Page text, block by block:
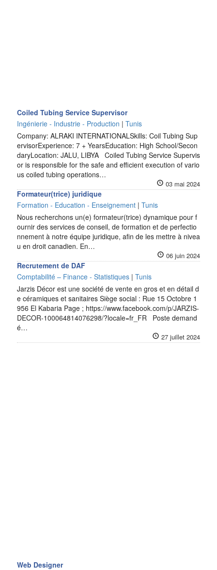
Coiled Tubing Service Supervisor
Ingénierie - Industrie - Production | Tunis
Company: ALRAKI INTERNATIONALSkills: Coil Tubing Sup
ervisorExperience: 7 + YearsEducation: High School/Secon
daryLocation: JALU, LIBYA Coiled Tubing Service Supervis
or is responsible for the safe and efficient execution of vario
us coiled tubing operations…
03 mai 2024
Formateur(trice) juridique
Formation - Education - Enseignement | Tunis
Nous recherchons un(e) formateur(trice) dynamique pour f
ournir des services de conseil, de formation et de perfectio
nnement à notre équipe juridique, afin de les mettre à nivea
u en droit canadien. En…
06 juin 2024
Recrutement de DAF
Comptabilité – Finance - Statistiques | Tunis
Jarzis Décor est une société de vente en gros et en détail d
e céramiques et sanitaires Siège social : Rue 15 Octobre 1
956 El Kabaria Page ; https://www.facebook.com/p/JARZIS-
DECOR-100064814076298/?locale=fr_FR Poste demand
é…
27 juillet 2024
Web Designer